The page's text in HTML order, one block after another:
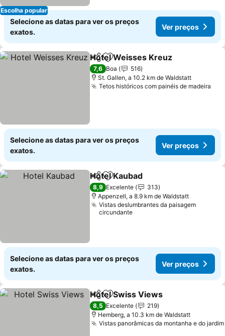
Escolha popular
Selecione as datas para ver os preços
exatos.
Ver preços
PartilharAdicionar aos favoritos
Hotel Weisses Kreuz
7,6 Boa
516
St. Gallen, a 10.2 km de Waldstatt
Tetos históricos com painéis de madeira
Selecione as datas para ver os preços
exatos.
Ver preços
PartilharAdicionar aos favoritos
Hotel Kaubad
8,9 Excelente
313
Appenzell, a 8.9 km de Waldstatt
Vistas deslumbrantes da paisagem
circundante
Selecione as datas para ver os preços
exatos.
Ver preços
PartilharAdicionar aos favoritos
Hotel Swiss Views
8,5 Excelente
219
Hemberg, a 10.3 km de Waldstatt
Vistas panorâmicas da montanha e do jardim